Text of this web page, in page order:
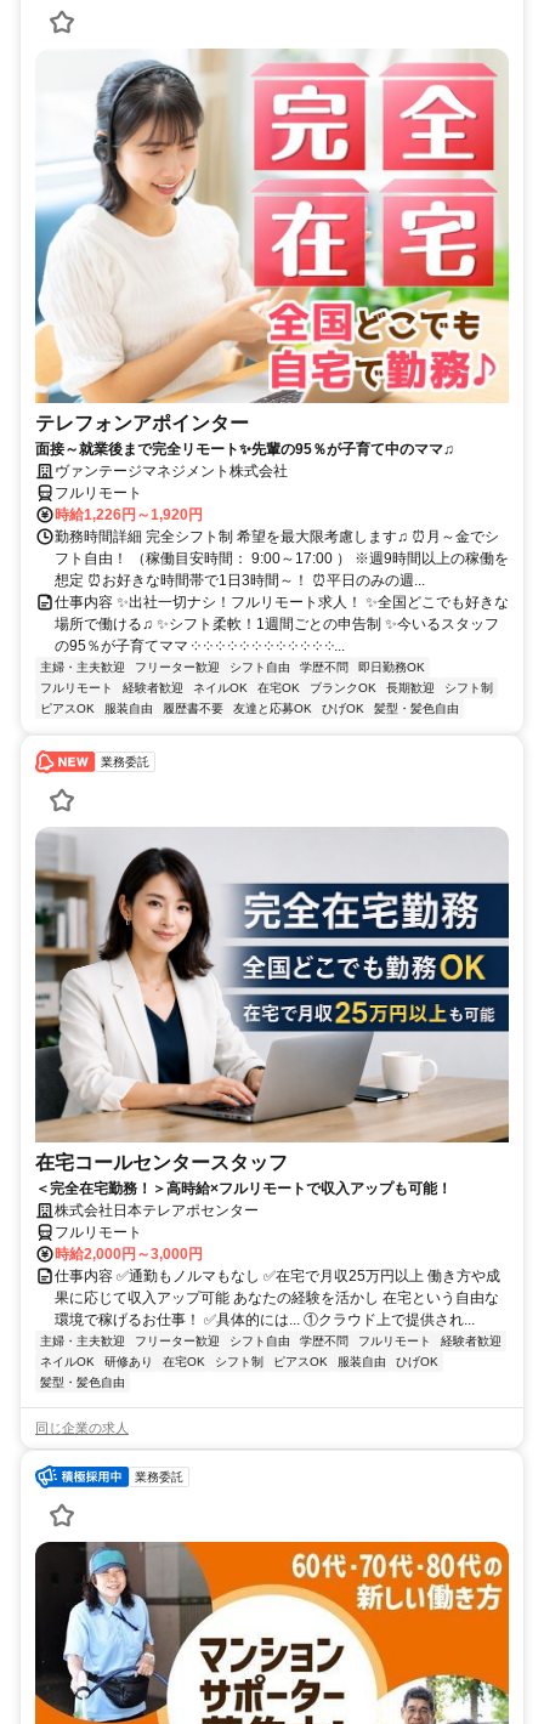
テレフォンアポインター
面接～就業後まで完全リモート✨先輩の95％が子育て中のママ♫
ヴァンテージマネジメント株式会社
フルリモート
時給1,226円～1,920円
勤務時間詳細 完全シフト制 希望を最大限考慮します♫ ⏰月～金でシ
フト自由！ （稼働目安時間： 9:00～17:00 ） ※週9時間以上の稼働を
想定 ⏰お好きな時間帯で1日3時間～！ ⏰平日のみの週...
仕事内容 ✨出社一切ナシ！フルリモート求人！ ✨全国どこでも好きな
場所で働ける♫ ✨シフト柔軟！1週間ごとの申告制 ✨今いるスタッフ
の95％が子育てママ ༶ ༶ ༶ ༶ ༶ ༶ ༶ ༶ ༶ ༶ ༶ ༶...
主婦・主夫歓迎 フリーター歓迎 シフト自由 学歴不問
即日勤務OK
フルリモート
経験者歓迎 ネイルOK 在宅OK ブランクOK 長期歓迎
シフト制
ピアスOK
服装自由 履歴書不要 友達と応募OK ひげOK 髪型・髪色自由
業務委託
在宅コールセンタースタッフ
＜完全在宅勤務！＞高時給×フルリモートで収入アップも可能！
株式会社日本テレアポセンター
フルリモート
時給2,000円～3,000円
仕事内容 ✅通勤もノルマもなし ✅在宅で月収25万円以上 働き方や成
果に応じて収入アップ可能 あなたの経験を活かし 在宅という自由な
環境で稼げるお仕事！ ✅具体的には... ①クラウド上で提供され...
主婦・主夫歓迎 フリーター歓迎 シフト自由 学歴不問 フルリモート
経験者歓迎
ネイルOK
研修あり 在宅OK シフト制 ピアスOK 服装自由
ひげOK
髪型・髪色自由
同じ企業の求人
業務委託